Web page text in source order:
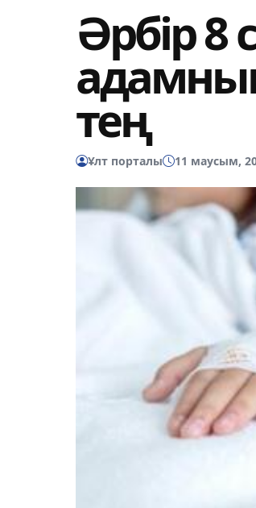
Әрбір 8
тең
Ұлт порталы 11 маусым,